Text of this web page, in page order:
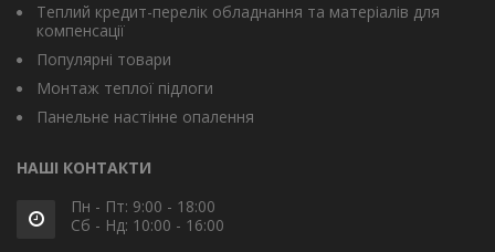
Теплий кредит-перелік обладнання та матеріалів для
компенсації
Популярні товари
Монтаж теплої підлоги
Панельне настінне опалення
НАШІ КОНТАКТИ
Пн - Пт: 9:00 - 18:00
Сб - Нд: 10:00 - 16:00